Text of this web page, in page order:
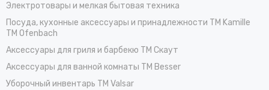
Электротовары и мелкая бытовая техника
Посуда, кухонные аксессуары и принадлежности TM Kamille
TM Ofenbach
Аксессуары для гриля и барбекю TM Скаут
Аксессуары для ванной комнаты TM Besser
Уборочный инвентарь TM Valsar